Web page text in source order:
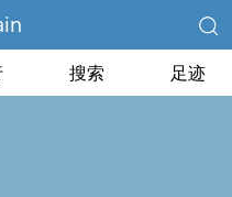
搜索 足迹